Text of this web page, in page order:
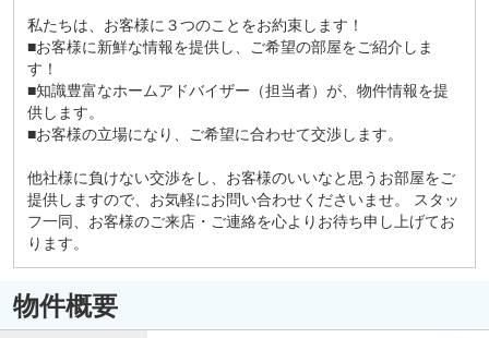
私たちは、お客様に３つのことをお約束します！
■お客様に新鮮な情報を提供し、ご希望の部屋をご紹介しま
す！
■知識豊富なホームアドバイザー（担当者）が、物件情報を提
供します。
■お客様の立場になり、ご希望に合わせて交渉します。
他社様に負けない交渉をし、お客様のいいなと思うお部屋をご
提供しますので、お気軽にお問い合わせくださいませ。 スタッ
フ一同、お客様のご来店・ご連絡を心よりお待ち申し上げてお
ります。
物件概要